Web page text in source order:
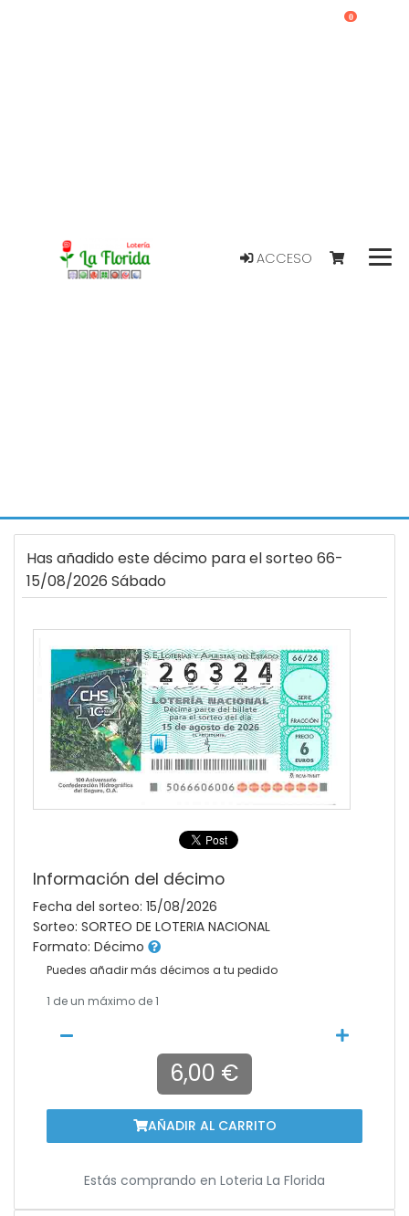
ACCESO
0
Has añadido este décimo para el sorteo 66-
15/08/2026 Sábado
Información del décimo
Fecha del sorteo: 15/08/2026
Sorteo: SORTEO DE LOTERIA NACIONAL
Formato: Décimo
Puedes añadir más décimos a tu pedido
1 de un máximo de 1
6,00 €
AÑADIR AL CARRITO
Estás comprando en Loteria La Florida